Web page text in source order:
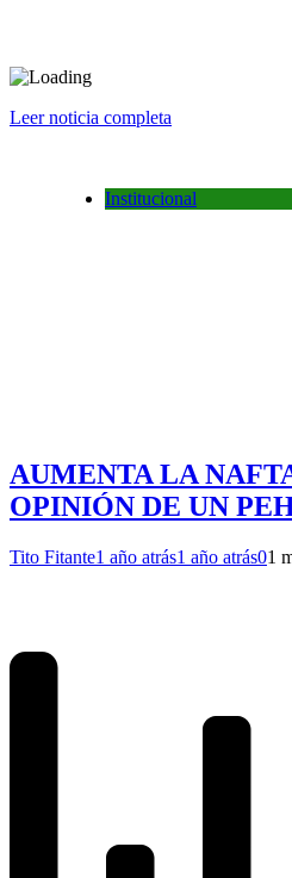
Leer noticia completa
Institucional
AUMENTA LA
OPINIÓN DE UN
Tito Fitante1 año atrás1 año atrás01